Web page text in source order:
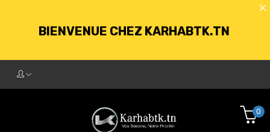
BIENVENUE CHEZ KARHABTK.TN
0